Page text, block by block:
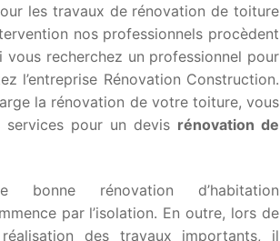
les travaux de rénovation de toiture
nos professionnels procèdent
recherchez un professionnel pour
l’entreprise Rénovation Construction.
la rénovation de votre toiture, vous
pour un devis rénovation de
bonne rénovation d’habitation
par l’isolation. En outre, lors de
des travaux importants, il